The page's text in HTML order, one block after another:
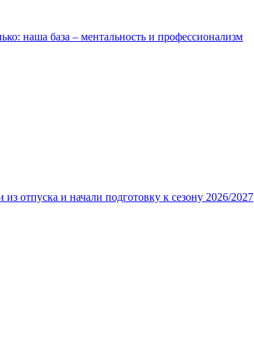
наша база – ментальность и профессионализм
отпуска и начали подготовку к сезону 2026/2027